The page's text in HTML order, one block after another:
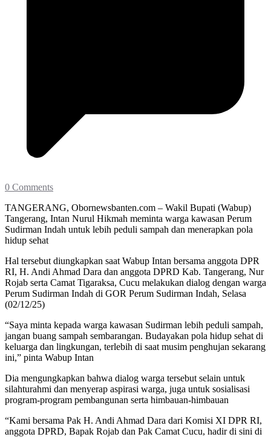
0 Comments
TANGERANG, Obornewsbanten.com – Wakil Bupati (Wabup)
Tangerang, Intan Nurul Hikmah meminta warga kawasan Perum
Sudirman Indah untuk lebih peduli sampah dan menerapkan pola
hidup sehat
Hal tersebut diungkapkan saat Wabup Intan bersama anggota DPR
RI, H. Andi Ahmad Dara dan anggota DPRD Kab. Tangerang, Nur
Rojab serta Camat Tigaraksa, Cucu melakukan dialog dengan warga
Perum Sudirman Indah di GOR Perum Sudirman Indah, Selasa
(02/12/25)
“Saya minta kepada warga kawasan Sudirman lebih peduli sampah,
jangan buang sampah sembarangan. Budayakan pola hidup sehat di
keluarga dan lingkungan, terlebih di saat musim penghujan sekarang
ini,” pinta Wabup Intan
Dia mengungkapkan bahwa dialog warga tersebut selain untuk
silahturahmi dan menyerap aspirasi warga, juga untuk sosialisasi
program-program pembangunan serta himbauan-himbauan
“Kami bersama Pak H. Andi Ahmad Dara dari Komisi XI DPR RI,
anggota DPRD, Bapak Rojab dan Pak Camat Cucu, hadir di sini di